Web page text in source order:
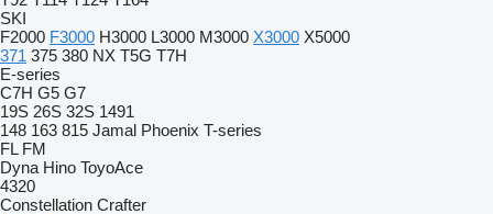
SKI
F2000 F3000 H3000 L3000 M3000 X3000 X5000
371 375 380 NX T5G T7H
E-series
C7H G5 G7
19S 26S 32S 1491
148 163 815 Jamal Phoenix T-series
FL FM
Dyna Hino ToyoAce
4320
Constellation Crafter